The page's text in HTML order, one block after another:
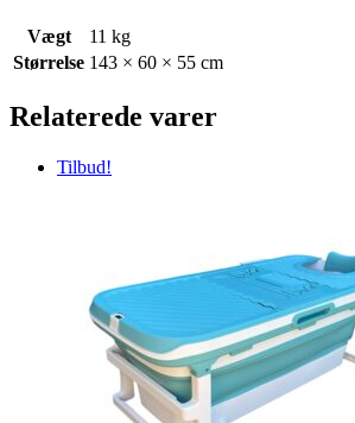
Vægt
11 kg
Størrelse 143 × 60 × 55 cm
Relaterede varer
Tilbud!